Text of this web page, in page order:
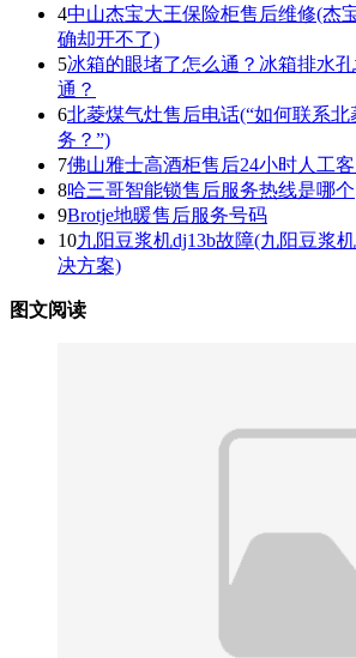
4中山杰宝大王保险柜售后维修(杰
确却开不了)
5冰箱的眼堵了怎么通？冰箱排水
通？
6北菱煤气灶售后电话(“如何联系
务？”)
7佛山雅士高酒柜售后24小时人工
8哈三哥智能锁售后服务热线是哪个
9Brotje地暖售后服务号码
10九阳豆浆机dj13b故障(九阳豆浆
决方案)
图文阅读